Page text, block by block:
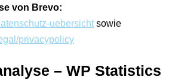
von Brevo:
uebersicht sowie
privacypolicy
– WP Statistics